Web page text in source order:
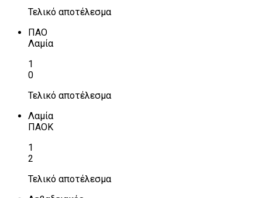
Τελικό αποτέλεσμα
ΠΑΟ
Λαμία
1
0
Τελικό αποτέλεσμα
Λαμία
ΠΑΟΚ
1
2
Τελικό αποτέλεσμα